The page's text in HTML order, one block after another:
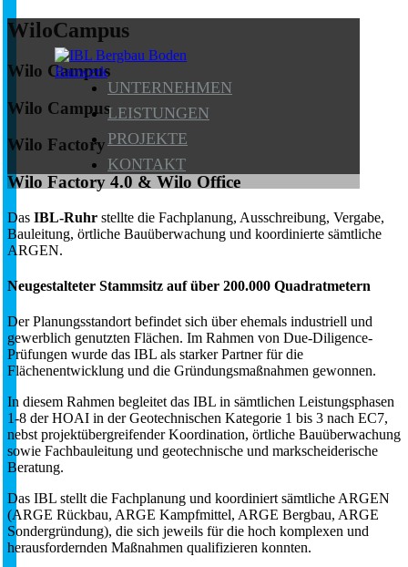
UNTERNEHMEN
LEISTUNGEN
PROJEKTE
KONTAKT
WiloCampus
Wilo Campus
Wilo Campus
Wilo Factory
Wilo Factory 4.0 & Wilo Office
Das IBL-Ruhr stellte die Fachplanung, Ausschreibung, Vergabe,
Bauleitung, örtliche Bauüberwachung und koordinierte sämtliche
ARGEN.
Neugestalteter Stammsitz auf über 200.000 Quadratmetern
Der Planungsstandort befindet sich über ehemals industriell und
gewerblich genutzten Flächen. Im Rahmen von Due-Diligence-
Prüfungen wurde das IBL als starker Partner für die
Flächenentwicklung und die Gründungsmaßnahmen gewonnen.
In diesem Rahmen begleitet das IBL in sämtlichen Leistungsphasen
1-8 der HOAI in der Geotechnischen Kategorie 1 bis 3 nach EC7,
nebst projektübergreifender Koordination, örtliche Bauüberwachung
sowie Fachbauleitung und geotechnische und markscheiderische
Beratung.
Das IBL stellt die Fachplanung und koordiniert sämtliche ARGEN
(ARGE Rückbau, ARGE Kampfmittel, ARGE Bergbau, ARGE
Sondergründung), die sich jeweils für die hoch komplexen und
herausfordernden Maßnahmen qualifizieren konnten.